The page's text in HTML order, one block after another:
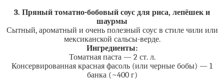
3. Пряный томатно-бобовый соус для риса, лепёшек и
шаурмы
Сытный, ароматный и очень полезный соус в стиле чили или
мексиканской сальсы-верде.
Ингредиенты:
Томатная паста — 2 ст. л.
Консервированная красная фасоль (или черные бобы) — 1
банка (~400 г)